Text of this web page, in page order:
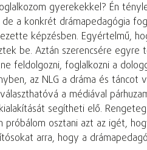
gyerekekkel? Én
a konkrét drámapedagógia
képzésben. Egyértelmű,
be. Aztán szerencsére
feldolgozni, foglalkozni a
az NLG a dráma és
a médiával
segítheti elő.
osztani azt az igét,
arra, hogy a